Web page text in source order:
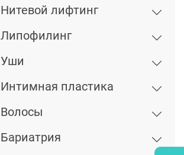
Нитевой лифтинг
Липофилинг
Уши
Интимная пластика
Волосы
Бариатрия